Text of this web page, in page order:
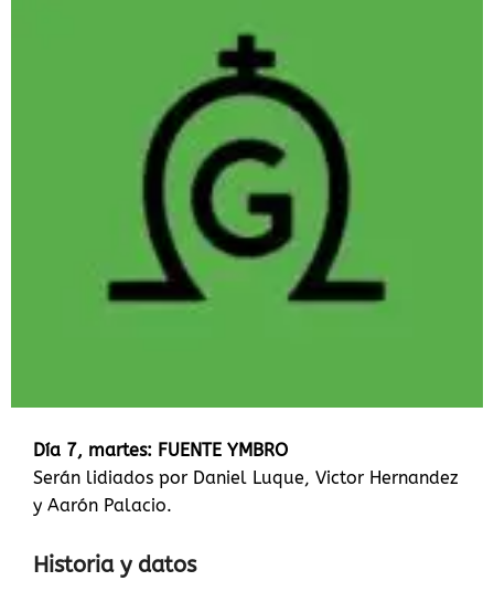
Día 7, martes: FUENTE YMBRO
Serán lidiados por Daniel Luque, Victor Hernandez
y Aarón Palacio.
Historia y datos